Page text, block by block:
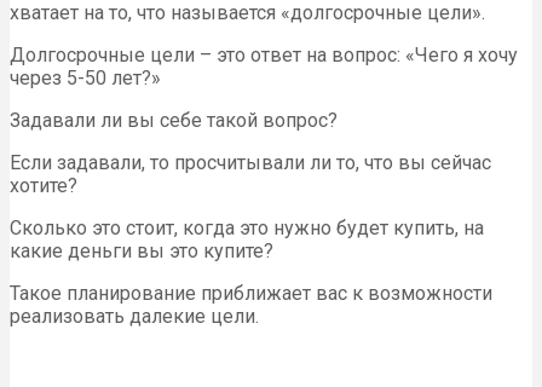
хватает на то, что называется «долгосрочные цели».
Долгосрочные цели – это ответ на вопрос: «Чего я хочу
через 5-50 лет?»
Задавали ли вы себе такой вопрос?
Если задавали, то просчитывали ли то, что вы сейчас
хотите?
Сколько это стоит, когда это нужно будет купить, на
какие деньги вы это купите?
Такое планирование приближает вас к возможности
реализовать далекие цели.